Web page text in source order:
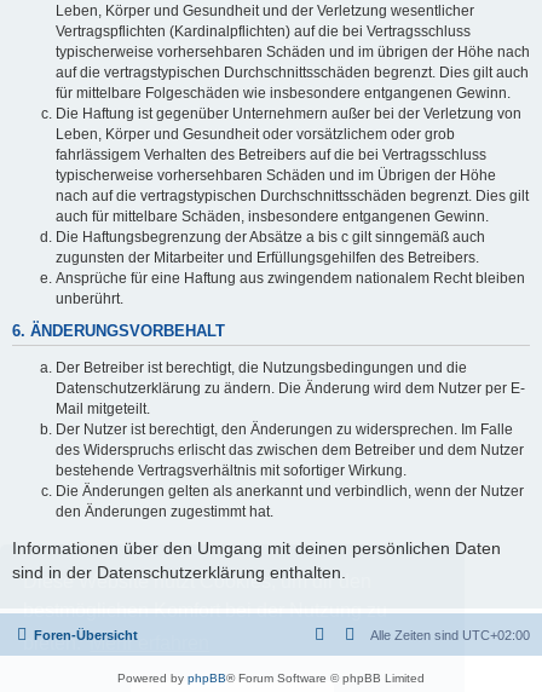
Diese Website nutzt Cookies, um dir den
bestmöglichen Komfort bei der Nutzung zu
bieten.Mehr erfahren
Leben, Körper und Gesundheit und der Verletzung wesentlicher
Vertragspflichten (Kardinalpflichten) auf die bei Vertragsschluss
typischerweise vorhersehbaren Schäden und im übrigen der Höhe nach
auf die vertragstypischen Durchschnittsschäden begrenzt. Dies gilt auch
für mittelbare Folgeschäden wie insbesondere entgangenen Gewinn.
Die Haftung ist gegenüber Unternehmern außer bei der Verletzung von
Leben, Körper und Gesundheit oder vorsätzlichem oder grob
fahrlässigem Verhalten des Betreibers auf die bei Vertragsschluss
typischerweise vorhersehbaren Schäden und im Übrigen der Höhe
nach auf die vertragstypischen Durchschnittsschäden begrenzt. Dies gilt
auch für mittelbare Schäden, insbesondere entgangenen Gewinn.
Die Haftungsbegrenzung der Absätze a bis c gilt sinngemäß auch
zugunsten der Mitarbeiter und Erfüllungsgehilfen des Betreibers.
Ansprüche für eine Haftung aus zwingendem nationalem Recht bleiben
unberührt.
6. ÄNDERUNGSVORBEHALT
Der Betreiber ist berechtigt, die Nutzungsbedingungen und die
Datenschutzerklärung zu ändern. Die Änderung wird dem Nutzer per E-
Mail mitgeteilt.
Der Nutzer ist berechtigt, den Änderungen zu widersprechen. Im Falle
des Widerspruchs erlischt das zwischen dem Betreiber und dem Nutzer
bestehende Vertragsverhältnis mit sofortiger Wirkung.
Die Änderungen gelten als anerkannt und verbindlich, wenn der Nutzer
den Änderungen zugestimmt hat.
Informationen über den Umgang mit deinen persönlichen Daten
sind in der Datenschutzerklärung enthalten.
Foren-Übersicht Alle Zeiten sind UTC+02:00
Powered by phpBB® Forum Software © phpBB Limited